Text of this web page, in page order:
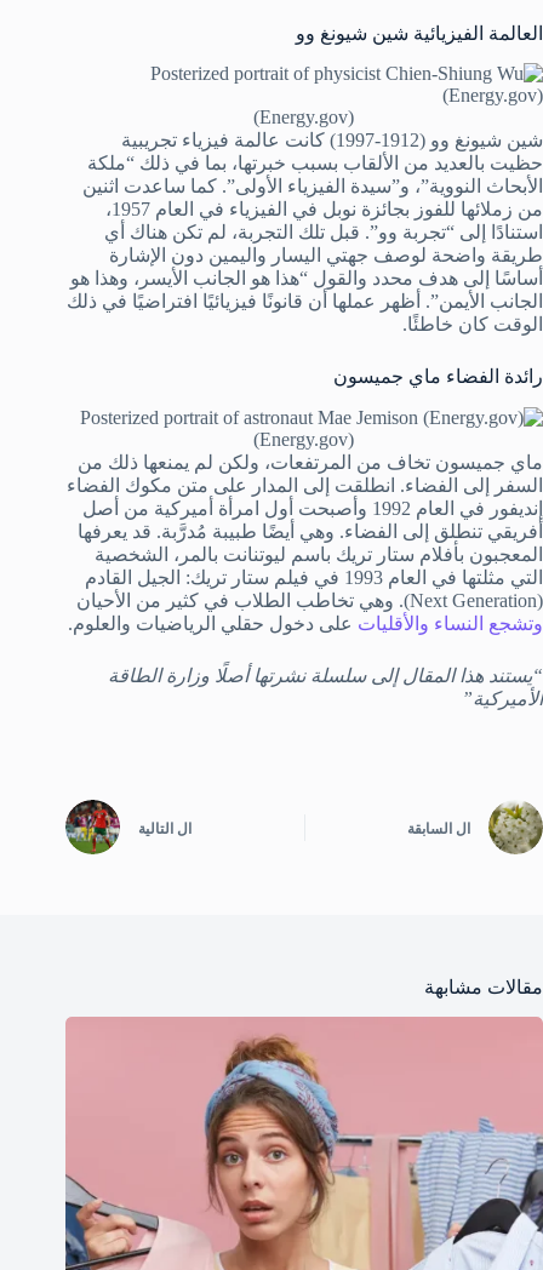
العالمة الفيزيائية شين شيونغ وو
(Energy.gov)
شين شيونغ وو (1912-1997) كانت عالمة فيزياء تجريبية
حظيت بالعديد من الألقاب بسبب خبرتها، بما في ذلك “ملكة
الأبحاث النووية”، و”سيدة الفيزياء الأولى”. كما ساعدت اثنين
من زملائها للفوز بجائزة نوبل في الفيزياء في العام 1957،
استنادًا إلى “تجربة وو”. قبل تلك التجربة، لم تكن هناك أي
طريقة واضحة لوصف جهتي اليسار واليمين دون الإشارة
أساسًا إلى هدف محدد والقول “هذا هو الجانب الأيسر، وهذا هو
الجانب الأيمن”. أظهر عملها أن قانونًا فيزيائيًا افتراضيًا في ذلك
الوقت كان خاطئًا.
رائدة الفضاء ماي جميسون
(Energy.gov)
ماي جميسون تخاف من المرتفعات، ولكن لم يمنعها ذلك من
السفر إلى الفضاء. انطلقت إلى المدار على متن مكوك الفضاء
إنديفور في العام 1992 وأصبحت أول امرأة أميركية من أصل
أفريقي تنطلق إلى الفضاء. وهي أيضًا طبيبة مُدرَّبة. قد يعرفها
المعجبون بأفلام ستار تريك باسم ليوتنانت بالمر، الشخصية
التي مثلتها في العام 1993 في فيلم ستار تريك: الجيل القادم
(Next Generation). وهي تخاطب الطلاب في كثير من الأحيان
وتشجع النساء والأقليات على دخول حقلي الرياضيات والعلوم.
“يستند هذا المقال إلى سلسلة نشرتها أصلًا وزارة الطاقة
الأميركية”
ال السابقة ال التالية
مقالات مشابهة